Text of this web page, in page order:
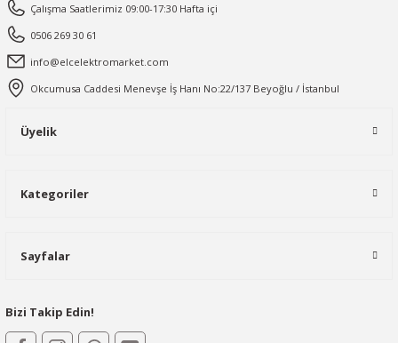
Çalışma Saatlerimiz 09:00-17:30 Hafta içi
0506 269 30 61
info@elcelektromarket.com
Okcumusa Caddesi Menevşe İş Hanı No:22/137 Beyoğlu / İstanbul
Üyelik
Kategoriler
Sayfalar
Bizi Takip Edin!